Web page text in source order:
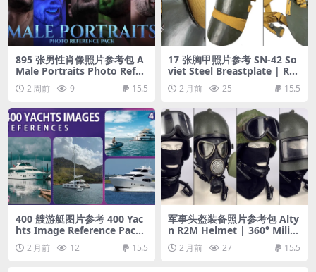
895 张男性肖像照片参考包 A
Male Portraits Photo Refer
ence Pack for Artists 895 J
PEGs noAI
2 周前 9 15.5
17 张胸甲照片参考 SN-42 So
viet Steel Breastplate | Ref
erence Pack
2 月前 25 15.5
400 艘游艇图片参考 400 Yac
hts Image Reference Pack
– Vol 1
2 月前 12 15.5
军事头盔装备照片参考包 Alty
n R2M Helmet | 360° Milita
ry Gear Reference Pack
2 月前 27 15.5